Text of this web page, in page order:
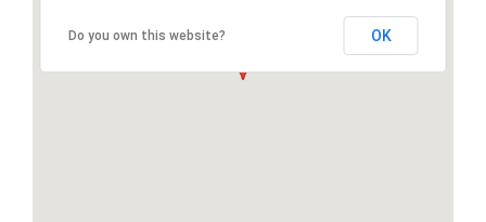
Do you own this website? OK